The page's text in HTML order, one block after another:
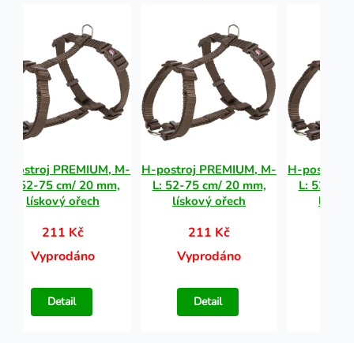
postroj PREMIUM, M-
L: 52-75 cm/ 20 mm,
lískový ořech
211 Kč
Vyprodáno
Detail
H-postroj PREMIUM, M-
L: 52-75 cm/ 20 mm,
lískový ořech
211 Kč
Vyprodáno
Detail
H-postroj
L: 52-75